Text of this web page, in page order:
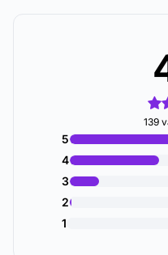
139
5
4
3
2
1